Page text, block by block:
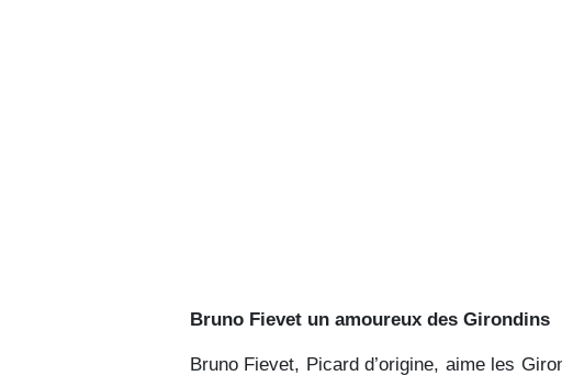
Bruno Fievet un amoureux des Girondins
Bruno Fievet, Picard d’origine, aime les